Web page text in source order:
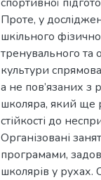
Проте, у
шкільного
тренувального та
культури
а не пов’язаних з
школяра, який ще
стійкості до
Організовані
програмами,
школярів у